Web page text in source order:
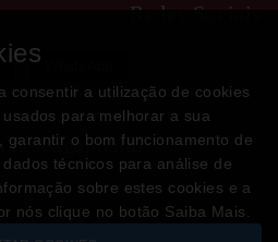
Redes Sociais
de Pagamento
consentir a utilização de cookies
para melhorar a sua
garantir o bom funcionamento de
técnicos para análise de
sobre estes cookies e a
nós clique no botão Saiba Mais.